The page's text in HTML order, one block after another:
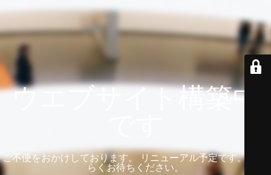
ウエブサイト構築中
ご不便をおかけしております。 リニューアル予定です。 しば
らくお待ちください。